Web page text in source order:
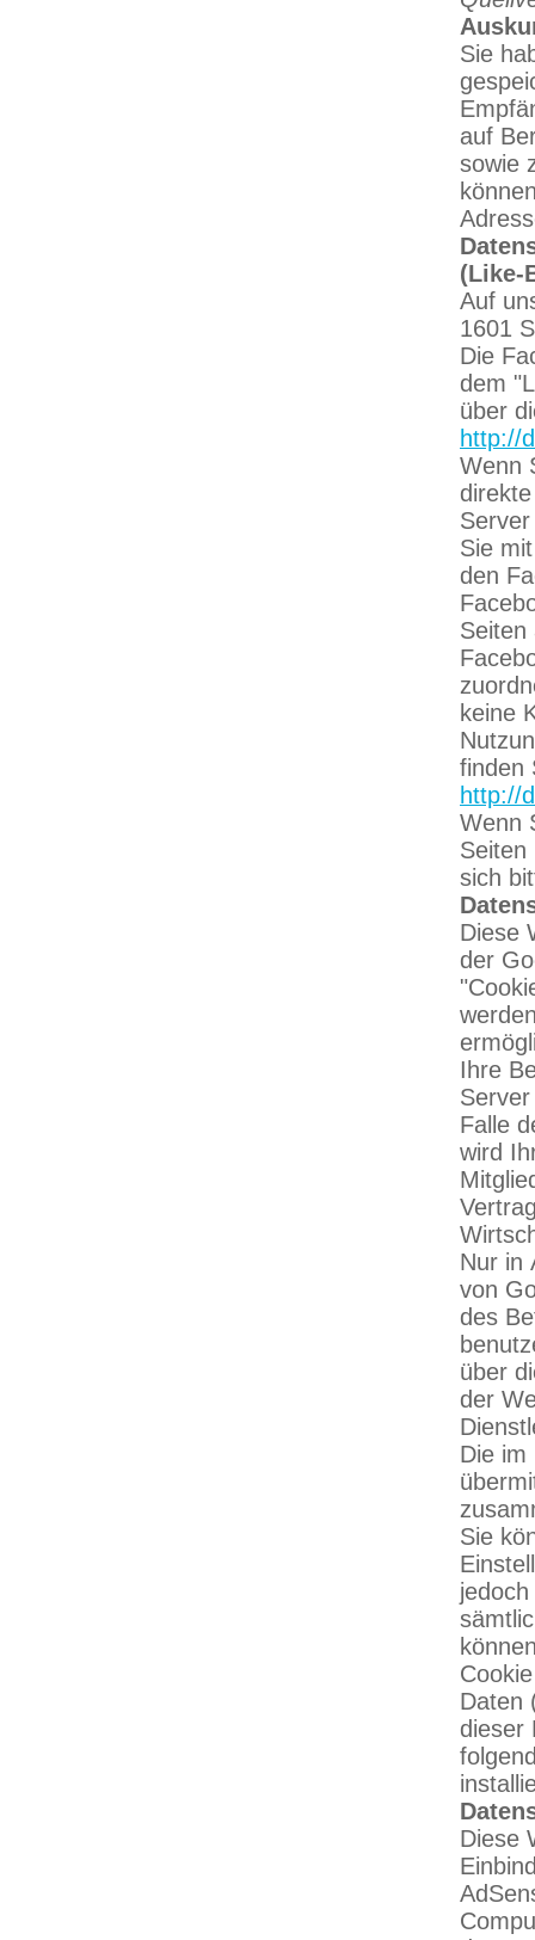
Sie
auf
sowie
(Like-
Auf
1601
Die
dem
über
http://
Wenn
Sie
den
Seiten
keine
finden
http://
Wenn
Seiten
sich
Diese
der
Ihre
Falle
wird
Nur in
von
des
über
der
Die im
Sie
Daten
dieser
Diese